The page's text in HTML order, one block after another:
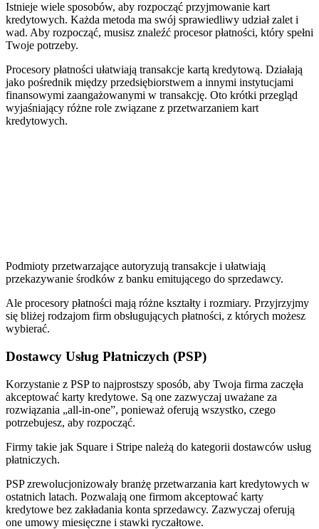
Istnieje wiele sposobów, aby rozpocząć przyjmowanie kart
kredytowych. Każda metoda ma swój sprawiedliwy udział zalet i
wad. Aby rozpocząć, musisz znaleźć procesor płatności, który spełni
Twoje potrzeby.
Procesory płatności ułatwiają transakcje kartą kredytową. Działają
jako pośrednik między przedsiębiorstwem a innymi instytucjami
finansowymi zaangażowanymi w transakcję. Oto krótki przegląd
wyjaśniający różne role związane z przetwarzaniem kart
kredytowych.
Podmioty przetwarzające autoryzują transakcje i ułatwiają
przekazywanie środków z banku emitującego do sprzedawcy.
Ale procesory płatności mają różne kształty i rozmiary. Przyjrzyjmy
się bliżej rodzajom firm obsługujących płatności, z których możesz
wybierać.
Dostawcy Usług Płatniczych (PSP)
Korzystanie z PSP to najprostszy sposób, aby Twoja firma zaczęła
akceptować karty kredytowe. Są one zazwyczaj uważane za
rozwiązania „all-in-one”, ponieważ oferują wszystko, czego
potrzebujesz, aby rozpocząć.
Firmy takie jak Square i Stripe należą do kategorii dostawców usług
płatniczych.
PSP zrewolucjonizowały branżę przetwarzania kart kredytowych w
ostatnich latach. Pozwalają one firmom akceptować karty
kredytowe bez zakładania konta sprzedawcy. Zazwyczaj oferują
one umowy miesięczne i stawki ryczałtowe.